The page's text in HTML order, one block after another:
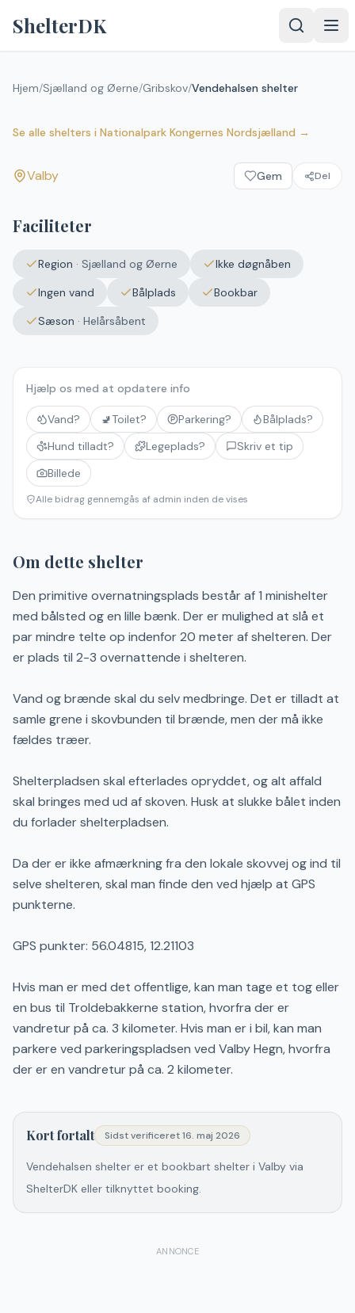
ShelterDK
Hjem/Sjælland og Øerne/Gribskov/Vendehalsen shelter
Se alle shelters i Nationalpark Kongernes Nordsjælland →
Vendehalsen shelter
Valby
Valby Gem Del
Faciliteter
Region · Sjælland og Øerne
Ikke døgnåben
Ingen vand
Bålplads
Bookbar
Sæson · Helårsåbent
Hjælp os med at opdatere info
Vand? 🚽Toilet? Parkering?
Bålplads?
Hund tilladt?
Legeplads?
Skriv et tip
Billede
Alle bidrag gennemgås af admin inden de vises
Om dette shelter
Den primitive overnatningsplads består af 1 minishelter
med bålsted og en lille bænk. Der er mulighed at slå et
par mindre telte op indenfor 20 meter af shelteren. Der
er plads til 2-3 overnattende i shelteren.
Vand og brænde skal du selv medbringe. Det er tilladt at
samle grene i skovbunden til brænde, men der må ikke
fældes træer.
Shelterpladsen skal efterlades opryddet, og alt affald
skal bringes med ud af skoven. Husk at slukke bålet inden
du forlader shelterpladsen.
Da der er ikke afmærkning fra den lokale skovvej og ind til
selve shelteren, skal man finde den ved hjælp at GPS
punkterne.
GPS punkter: 56.04815, 12.21103
Hvis man er med det offentlige, kan man tage et tog eller
en bus til Troldebakkerne station, hvorfra der er
vandretur på ca. 3 kilometer. Hvis man er i bil, kan man
parkere ved parkeringspladsen ved Valby Hegn, hvorfra
der er en vandretur på ca. 2 kilometer.
Kort fortalt Sidst verificeret16. maj 2026
Vendehalsen shelter er et bookbart shelter i Valby via
ShelterDK eller tilknyttet booking.
ANNONCE